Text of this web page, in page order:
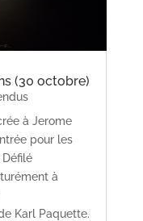
(30 octobre)
à Jerome
pour les
à
Karl Paquette.